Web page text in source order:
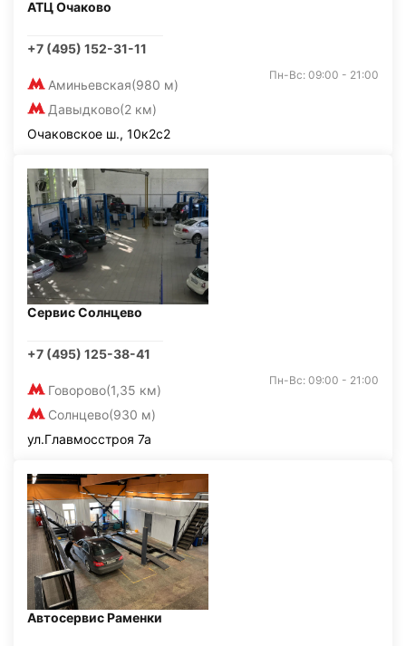
АТЦ Очаково
+7 (495) 152-31-11
Аминьевская(980 м)
Давыдково(2 км)
Пн-Вс: 09:00 - 21:00
Очаковское ш., 10к2с2
Сервис Солнцево
+7 (495) 125-38-41
Говорово(1,35 км)
Солнцево(930 м)
Пн-Вс: 09:00 - 21:00
ул.Главмосстроя 7а
Автосервис Раменки